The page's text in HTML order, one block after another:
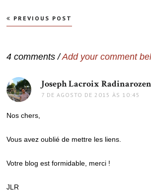
Navegação
de
PREVIOUS POST
4 comments /Add your comment
Joseph Lacroix
7 DE AGOSTO DE 2015 ÀS 10:45
Nos chers,
Vous avez oublié de mettre les liens.
Votre blog est formidable, merci !
JLR